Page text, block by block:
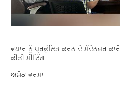
ਵਪਾਰ ਨੂੰ ਪ੍ਰਫੁੱਲਿਤ ਕਰਨ ਦੇ ਮੱਦੇਨਜ਼ਰ
ਕੀਤੀ ਮੀਟਿੰਗ
ਅਸ਼ੋਕ ਵਰਮਾ